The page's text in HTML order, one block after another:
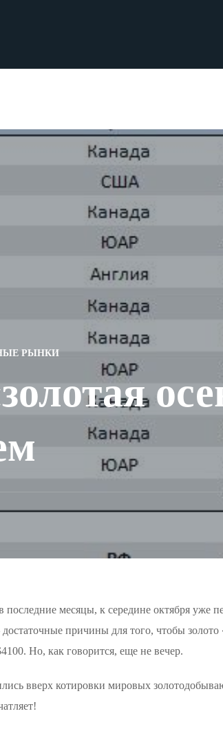
РЫНКИ
месяцы, к середине октября уже
причины для того, чтобы
Но, как говорится, еще не вечер.
вверх котировки мировых